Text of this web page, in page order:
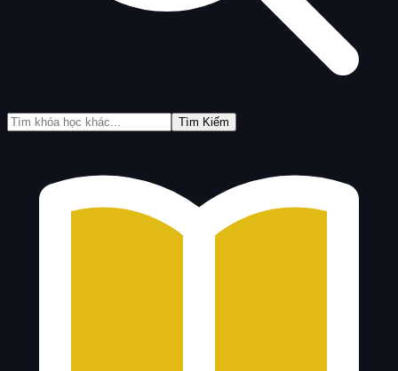
Tìm Kiếm